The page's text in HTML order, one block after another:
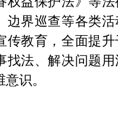
尔克孜自治州人民政府办公室
尔克孜自治州政务公开信息中心